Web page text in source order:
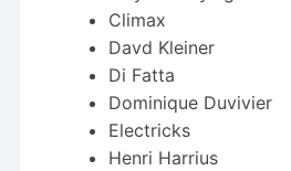
Climax
Davd Kleiner
Di Fatta
Dominique Duvivier
Electricks
Henri Harrius